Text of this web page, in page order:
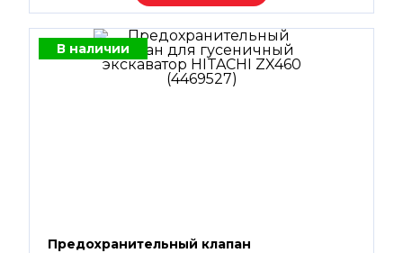
В наличии
Предохранительный клапан